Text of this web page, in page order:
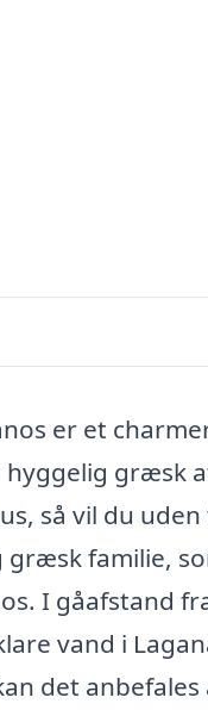
er et
hyggelig græsk
så vil du
græsk familie,
I gåafstand
vand i
det